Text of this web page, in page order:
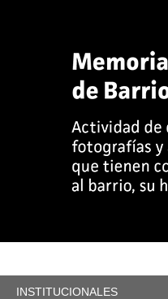
INSTITUCIONALES